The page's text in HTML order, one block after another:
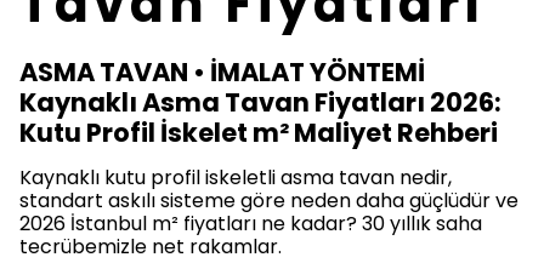
ASMA TAVAN • İMALAT YÖNTEMİ
Kaynaklı Asma Tavan Fiyatları 2026:
Kutu Profil İskelet m² Maliyet Rehberi
Kaynaklı kutu profil iskeletli asma tavan nedir,
standart askılı sisteme göre neden daha güçlüdür ve
2026 İstanbul m² fiyatları ne kadar? 30 yıllık saha
tecrübemizle net rakamlar.